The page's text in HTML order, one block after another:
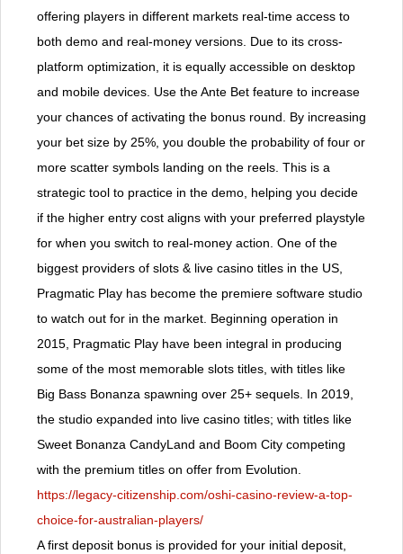
offering players in different markets real-time access to
both demo and real-money versions. Due to its cross-
platform optimization, it is equally accessible on desktop
and mobile devices. Use the Ante Bet feature to increase
your chances of activating the bonus round. By increasing
your bet size by 25%, you double the probability of four or
more scatter symbols landing on the reels. This is a
strategic tool to practice in the demo, helping you decide
if the higher entry cost aligns with your preferred playstyle
for when you switch to real-money action. One of the
biggest providers of slots & live casino titles in the US,
Pragmatic Play has become the premiere software studio
to watch out for in the market. Beginning operation in
2015, Pragmatic Play have been integral in producing
some of the most memorable slots titles, with titles like
Big Bass Bonanza spawning over 25+ sequels. In 2019,
the studio expanded into live casino titles; with titles like
Sweet Bonanza CandyLand and Boom City competing
with the premium titles on offer from Evolution.
https://legacy-citizenship.com/oshi-casino-review-a-top-
choice-for-australian-players/
A first deposit bonus is provided for your initial deposit,